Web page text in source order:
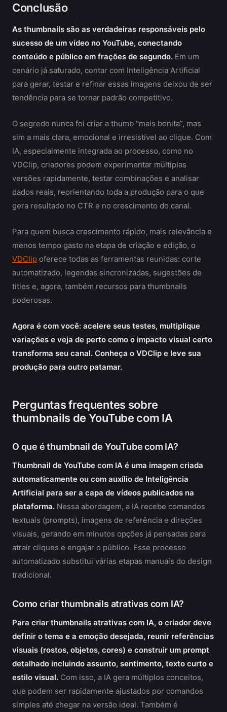
Conclusão
As thumbnails são as verdadeiras responsáveis pelo
sucesso de um vídeo no YouTube, conectando
conteúdo e público em frações de segundo. Em um
cenário já saturado, contar com Inteligência Artificial
para gerar, testar e refinar essas imagens deixou de ser
tendência para se tornar padrão competitivo.
O segredo nunca foi criar a thumb “mais bonita”, mas
sim a mais clara, emocional e irresistível ao clique. Com
IA, especialmente integrada ao processo, como no
VDClip, criadores podem experimentar múltiplas
versões rapidamente, testar combinações e analisar
dados reais, reorientando toda a produção para o que
gera resultado no CTR e no crescimento do canal.
Para quem busca crescimento rápido, mais relevância e
menos tempo gasto na etapa de criação e edição, o
VDClip oferece todas as ferramentas reunidas: corte
automatizado, legendas sincronizadas, sugestões de
titles e, agora, também recursos para thumbnails
poderosas.
Agora é com você: acelere seus testes, multiplique
variações e veja de perto como o impacto visual certo
transforma seu canal. Conheça o VDClip e leve sua
produção para outro patamar.
Perguntas frequentes sobre
thumbnails de YouTube com IA
O que é thumbnail de YouTube com IA?
Thumbnail de YouTube com IA é uma imagem criada
automaticamente ou com auxílio de Inteligência
Artificial para ser a capa de vídeos publicados na
plataforma. Nessa abordagem, a IA recebe comandos
textuais (prompts), imagens de referência e direções
visuais, gerando em minutos opções já pensadas para
atrair cliques e engajar o público. Esse processo
automatizado substitui várias etapas manuais do design
tradicional.
Como criar thumbnails atrativas com IA?
Para criar thumbnails atrativas com IA, o criador deve
definir o tema e a emoção desejada, reunir referências
visuais (rostos, objetos, cores) e construir um prompt
detalhado incluindo assunto, sentimento, texto curto e
estilo visual. Com isso, a IA gera múltiplos conceitos,
que podem ser rapidamente ajustados por comandos
simples até chegar na versão ideal. Também é